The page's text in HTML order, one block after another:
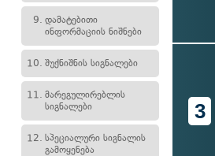
9. დამატებითი
ინფორმაციის ნიშნები
10. შუქნიშნის სიგნალები
11. მარეგულირებლის
სიგნალები
12. სპეციალური სიგნალის
გამოყენება
3